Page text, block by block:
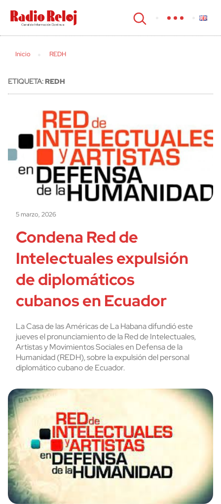
cerrar
Inicio REDH
ETIQUETA:REDH
5 marzo, 2026
Condena Red de
Intelectuales expulsión
de diplomáticos
cubanos en Ecuador
La Casa de las Américas de La Habana difundió este
jueves el pronunciamiento de la Red de Intelectuales,
Artistas y Movimientos Sociales en Defensa de la
Humanidad (REDH), sobre la expulsión del personal
diplomático cubano de Ecuador.